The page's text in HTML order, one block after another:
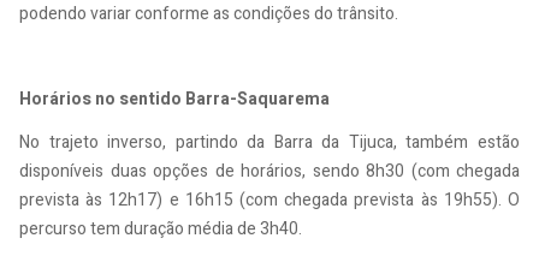
podendo variar conforme as condições do trânsito.
Horários no sentido Barra-Saquarema
No trajeto inverso, partindo da Barra da Tijuca, também estão
disponíveis duas opções de horários, sendo 8h30 (com chegada
prevista às 12h17) e 16h15 (com chegada prevista às 19h55). O
percurso tem duração média de 3h40.